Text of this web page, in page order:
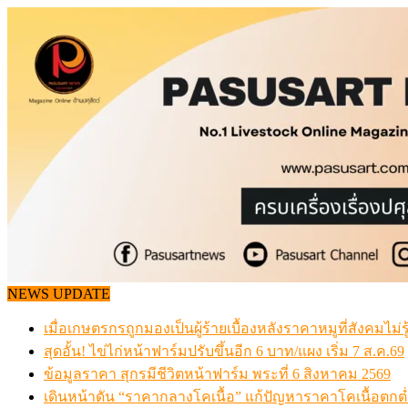
content
NEWS UPDATE
เมื่อเกษตรกรถูกมองเป็นผู้ร้ายเบื้องหลังราคาหมูที่สังคมไม่
สุดอั้น! ไข่ไก่หน้าฟาร์มปรับขึ้นอีก 6 บาท/แผง เริ่ม 7 ส.ค.69
ข้อมูลราคา สุกรมีชีวิตหน้าฟาร์ม พระที่ 6 สิงหาคม 2569
เดินหน้าดัน “ราคากลางโคเนื้อ” แก้ปัญหาราคาโคเนื้อตก